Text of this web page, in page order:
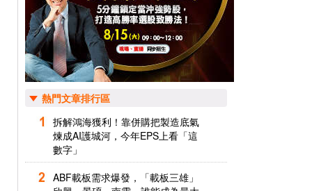
熱門文章排行區
拆解鴻海獲利！靠併購把製造底氣
煉成AI護城河，今年EPS上看「這
數字」
ABF載板需求爆發，「載板三雄」